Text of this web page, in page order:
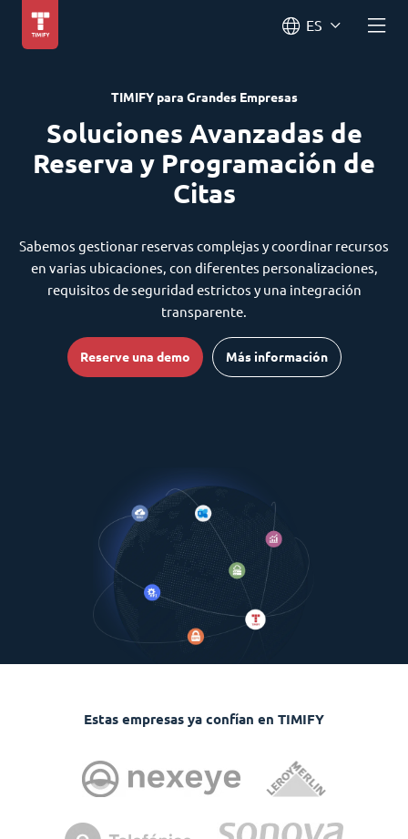
ES
TIMIFY para Grandes Empresas
Soluciones Avanzadas de
Reserva y Programación de
Citas
Sabemos gestionar reservas complejas y coordinar recursos
en varias ubicaciones, con diferentes personalizaciones,
requisitos de seguridad estrictos y una integración
transparente.
Reserve una demo Más información
Estas empresas ya confían en TIMIFY